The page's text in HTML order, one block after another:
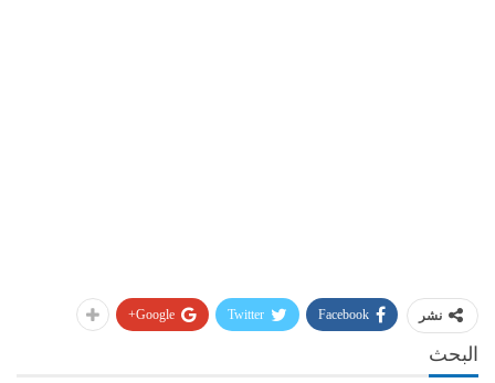
نشر Facebook
Twitter
Google+
البحث